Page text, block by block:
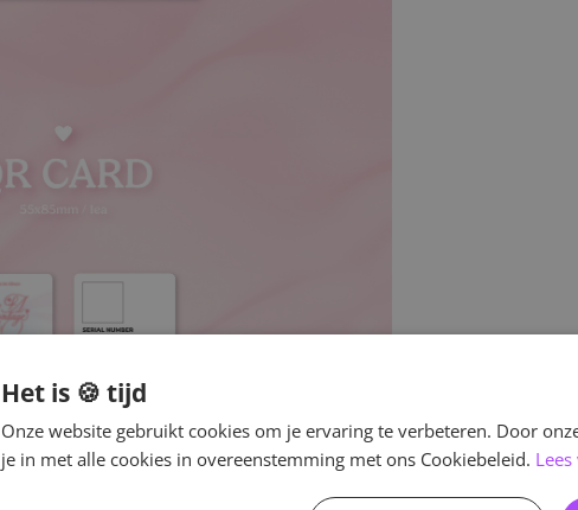
Het is 🍪 tijd
Onze website gebruikt cookies om je ervaring te verbeteren. Door
je in met alle cookies in overeenstemming met ons Cookiebeleid.